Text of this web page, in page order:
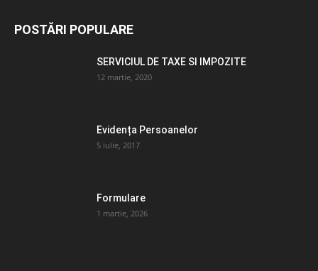
POSTĂRI POPULARE
SERVICIUL DE TAXE SI IMPOZITE
12 martie, 2020
Evidența Persoanelor
5 iulie, 2017
Formulare
1 martie, 2026